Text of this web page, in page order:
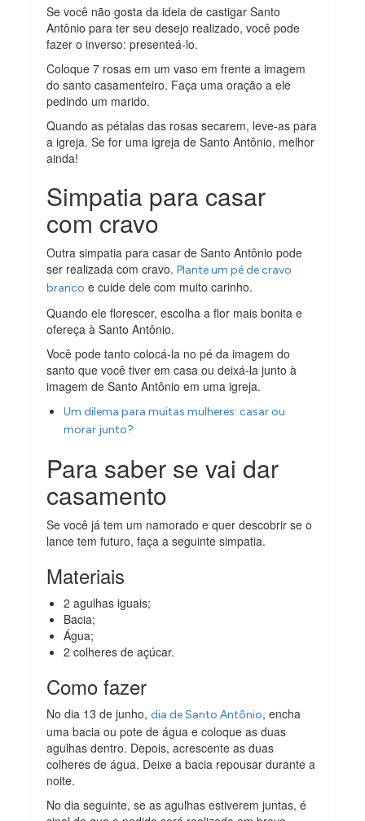
Se você não gosta da ideia de castigar Santo
Antônio para ter seu desejo realizado, você pode
fazer o inverso: presenteá-lo.
Coloque 7 rosas em um vaso em frente a imagem
do santo casamenteiro. Faça uma oração a ele
pedindo um marido.
Quando as pétalas das rosas secarem, leve-as para
a igreja. Se for uma igreja de Santo Antônio, melhor
ainda!
Simpatia para casar
com cravo
Outra simpatia para casar de Santo Antônio pode
ser realizada com cravo.Plante um pé de cravo
branco e cuide dele com muito carinho.
Quando ele florescer, escolha a flor mais bonita e
ofereça à Santo Antônio.
Você pode tanto colocá-la no pé da imagem do
santo que você tiver em casa ou deixá-la junto à
imagem de Santo Antônio em uma igreja.
Um dilema para muitas mulheres: casar ou
morar junto?
Para saber se vai dar
casamento
Se você já tem um namorado e quer descobrir se o
lance tem futuro, faça a seguinte simpatia.
Materiais
2 agulhas iguais;
Bacia;
Água;
2 colheres de açúcar.
Como fazer
No dia 13 de junho,dia de Santo Antônio, encha
uma bacia ou pote de água e coloque as duas
agulhas dentro. Depois, acrescente as duas
colheres de água. Deixe a bacia repousar durante a
noite.
No dia seguinte, se as agulhas estiverem juntas, é